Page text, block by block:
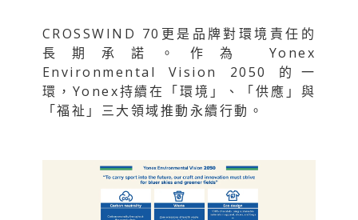
CROSSWIND 70更是品牌對環境責任的
長期承諾。作為 Yonex
Environmental Vision 2050 的一
環，Yonex持續在「環境」、「供應」與
「福祉」三大領域推動永續行動。